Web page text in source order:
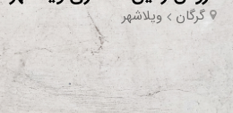
گرگان ویلاشهر